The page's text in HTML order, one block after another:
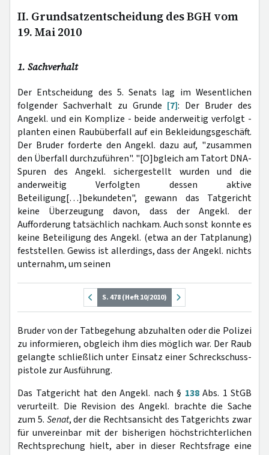
II. Grundsatzentscheidung des BGH vom
19. Mai 2010
1. Sachverhalt
Der Entscheidung des 5. Senats lag im Wesentlichen
folgender Sachverhalt zu Grunde [7]: Der Bruder des
Angekl. und ein Komplize - beide anderweitig verfolgt -
planten einen Raubüberfall auf ein Bekleidungsgeschäft.
Der Bruder forderte den Angekl. dazu auf, "zusammen
den Überfall durchzuführen". "[O]bgleich am Tatort DNA-
Spuren des Angekl. sichergestellt wurden und die
anderweitig Verfolgten dessen aktive
Beteiligung[…]bekundeten", gewann das Tatgericht
keine Überzeugung davon, dass der Angekl. der
Aufforderung tatsächlich nachkam. Auch sonst konnte es
keine Beteiligung des Angekl. (etwa an der Tatplanung)
feststellen. Gewiss ist allerdings, dass der Angekl. nichts
unternahm, um seinen
S. 478 (Heft 10/2010)
Bruder von der Tatbegehung abzuhalten oder die Polizei
zu informieren, obgleich ihm dies möglich war. Der Raub
gelangte schließlich unter Einsatz einer Schreckschuss­
pistole zur Ausführung.
Das Tatgericht hat den Angekl. nach § 138Abs. 1 StGB
verurteilt. Die Revision des Angekl. brachte die Sache
zum 5. Senat, der die Rechtsansicht des Tatgerichts zwar
für unvereinbar mit der bisherigen höchstrichterlichen
Rechtsprechung hielt, aber in dieser Rechtsfrage eine